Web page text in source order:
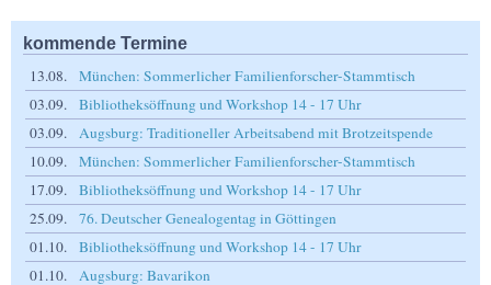
kommende Termine
13.08.
München: Sommerlicher Familienforscher-Stammtisch
03.09.
Bibliotheksöffnung und Workshop 14 - 17 Uhr
03.09.
Augsburg: Traditioneller Arbeitsabend mit Brotzeitspende
10.09.
München: Sommerlicher Familienforscher-Stammtisch
17.09.
Bibliotheksöffnung und Workshop 14 - 17 Uhr
25.09.
76. Deutscher Genealogentag in Göttingen
01.10.
Bibliotheksöffnung und Workshop 14 - 17 Uhr
01.10.
Augsburg: Bavarikon